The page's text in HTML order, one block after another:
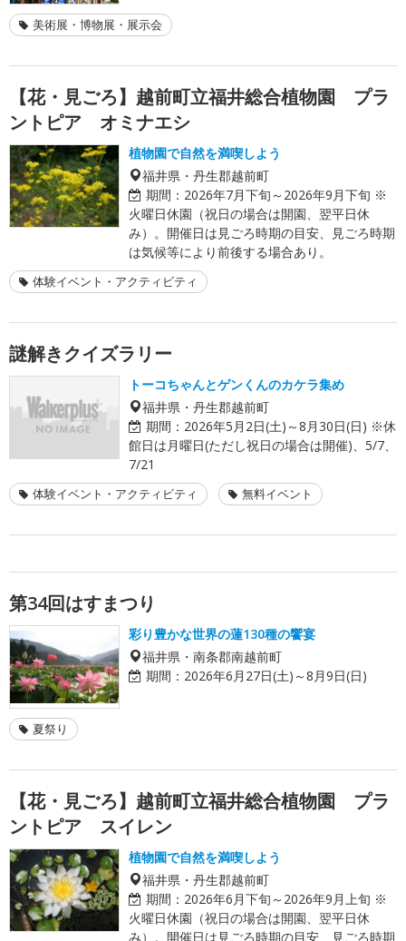
美術展・博物展・展示会
【花・見ごろ】越前町立福井総合植物園 プラ
ントピア オミナエシ
植物園で自然を満喫しよう
福井県・丹生郡越前町
期間： 2026年7月下旬～2026年9月下旬 ※
火曜日休園（祝日の場合は開園、翌平日休
み）。開催日は見ごろ時期の目安、見ごろ時期
は気候等により前後する場合あり。
体験イベント・アクティビティ
謎解きクイズラリー
トーコちゃんとゲンくんのカケラ集め
福井県・丹生郡越前町
期間： 2026年5月2日(土)～8月30日(日) ※休
館日は月曜日(ただし祝日の場合は開催)、5/7、
7/21
体験イベント・アクティビティ 無料イベント
第34回はすまつり
彩り豊かな世界の蓮130種の饗宴
福井県・南条郡南越前町
期間： 2026年6月27日(土)～8月9日(日)
夏祭り
【花・見ごろ】越前町立福井総合植物園 プラ
ントピア スイレン
植物園で自然を満喫しよう
福井県・丹生郡越前町
期間： 2026年6月下旬～2026年9月上旬 ※
火曜日休園（祝日の場合は開園、翌平日休
み）。開催日は見ごろ時期の目安、見ごろ時期